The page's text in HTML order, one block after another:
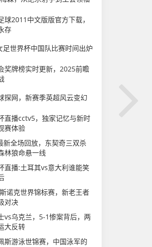
球2011中文版版官方下载，
存
足世界杯中国队比赛时间出炉
奖牌榜实时更新，2025前瞻
探网，新赛季英超风云变幻
直播cctv5，独家记忆与新时
赛体验
新全场回放，东契奇三双杀
林狼命悬一线
直播:土耳其vs意大利谁能笑
诺克世界锦标赛，新老王者
对决
vs乌克兰，5-1惨案背后，两
大反转
斯游泳世锦赛，中国泳军的